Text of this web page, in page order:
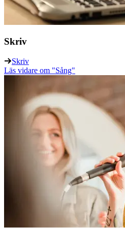
Skriv
Skriv
Läs vidare om "Sång"